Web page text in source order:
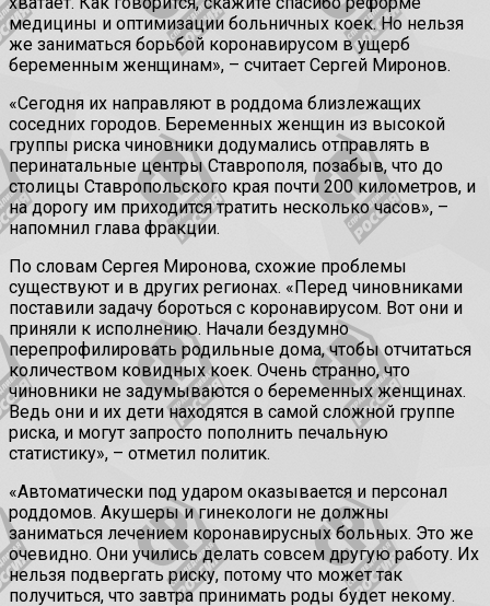
медицины и оптимизации больничных коек. Но нельзя
же заниматься борьбой коронавирусом в ущерб
беременным женщинам», – считает Сергей Миронов.
«Сегодня их направляют в роддома близлежащих
соседних городов. Беременных женщин из высокой
группы риска чиновники додумались отправлять в
перинатальные центры Ставрополя, позабыв, что до
столицы Ставропольского края почти 200 километров, и
на дорогу им приходится тратить несколько часов», –
напомнил глава фракции.
По словам Сергея Миронова, схожие проблемы
существуют и в других регионах. «Перед чиновниками
поставили задачу бороться с коронавирусом. Вот они и
приняли к исполнению. Начали бездумно
перепрофилировать родильные дома, чтобы отчитаться
количеством ковидных коек. Очень странно, что
чиновники не задумываются о беременных женщинах.
Ведь они и их дети находятся в самой сложной группе
риска, и могут запросто пополнить печальную
статистику», – отметил политик.
«Автоматически под ударом оказывается и персонал
роддомов. Акушеры и гинекологи не должны
заниматься лечением коронавирусных больных. Это же
очевидно. Они учились делать совсем другую работу. Их
нельзя подвергать риску, потому что может так
получиться, что завтра принимать роды будет некому.